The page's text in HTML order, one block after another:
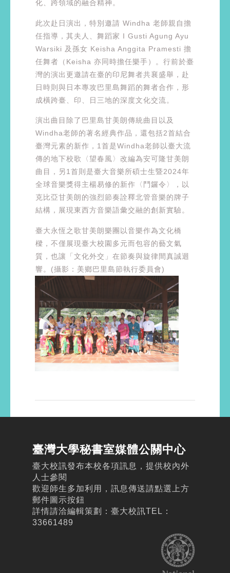
化、跨領域的融合精神。
此次赴日演出，特別邀請 Windha 老師親自擔
任指導，其夫人、舞蹈家 I Gusti Agung Ayu
Warsiki 及孫女 Keisha Anggita Pramesti 擔
任舞者（Keisha 亦同時擔任樂手）。行前於臺
灣的演出更邀請在臺的印尼舞者共襄盛舉，赴
日時則與日本專攻巴里島舞蹈的舞者合作，形
成橫跨臺、印、日三地的深度文化交流。
演出曲目除了巴里島甘美朗傳統曲目以及
Windha老師的著名經典作品，還包括2首結合
臺灣元素的新作，1首是Windha老師以臺大流
傳的地下校歌〈望春風〉改編為安可隆甘美朗
曲目，另1首則是臺大音樂所碩士生暨2024年
全球音樂獎得主楊易修的新作〈鬥鑼令〉，以
克比亞甘美朗的強烈節奏詮釋北管音樂的牌子
結構，展現東西方音樂語彙交融的創新實驗。
臺大永恆之歌甘美朗樂團以音樂作為文化橋
樑，不僅展現臺大校園多元而包容的藝文氣
質，也讓「文化外交」在節奏與旋律間真誠迴
響。(攝影：美鄉巴里島節執行委員會)
臺灣大學秘書室媒體公關中心
臺大校訊發布本校各項訊息，提供校內外
人士參閱
歡迎師生多加利用，訊息傳送請點選上方
郵件圖示按鈕
詳情請洽編輯策劃：臺大校訊TEL：
33661489